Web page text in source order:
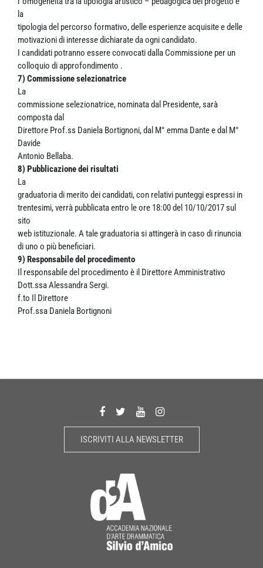
la
tipologia del percorso formativo, delle esperienze acquisite e delle
motivazioni di interesse dichiarate da ogni candidato.
I candidati potranno essere convocati dalla Commissione per un
colloquio di approfondimento .
7) Commissione selezionatrice
La
commissione selezionatrice, nominata dal Presidente, sarà
composta dal
Direttore Prof.ss Daniela Bortignoni, dal M° emma Dante e dal M°
Davide
Antonio Bellaba.
8) Pubblicazione dei risultati
La
graduatoria di merito dei candidati, con relativi punteggi espressi in
trentesimi, verrà pubblicata entro le ore 18:00 del 10/10/2017 sul
sito
web istituzionale. A tale graduatoria si attingerà in caso di rinuncia
di uno o più beneficiari.
9) Responsabile del procedimento
Il responsabile del procedimento è il Direttore Amministrativo
Dott.ssa Alessandra Sergi.
f.to Il Direttore
Prof.ssa Daniela Bortignoni
ISCRIVITI ALLA NEWSLETTER